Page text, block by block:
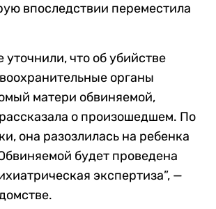
впоследствии переместила
уточнили, что об убийстве
органы
матери обвиняемой,
о произошедшем. По
она разозлилась на ребенка
будет проведена
экспертиза”, —